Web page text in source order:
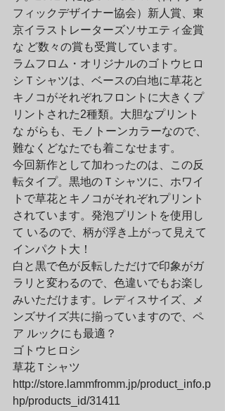
フィックデザイナー協会）新人賞、東
京イラストレーターズソサエティ金賞
な ど数々の賞も受賞しています。
ラムフロム・オリジナルのゴトウヒロ
シＴシャツは、ベースの白地に草花と
キノコがそれぞれフロントに大きくプ
リントされた2種類。大胆なプリント
な がらも、モノトーンカラーなので、
難なくどなたでも着こなせます。
今回新作として加わったのは、この反
転タイプ。黒地のＴシャツに、ホワイ
トで草花とキノコがそれぞれプリント
されています。発泡プリントを使用し
て いるので、柄が浮き上がって見えて
インパクト大！
白と黒で色が反転しただけで印象がガ
ラリと変わるので、色違いでもお楽し
みいただけます。レディスサイズ、メ
ンズサイズ共に揃っていますので、ペ
ア ルックにも最適？
ゴトウヒロシ
草花Ｔシャツ
http://store.lammfromm.jp/product_info.p
hp/products_id/31411